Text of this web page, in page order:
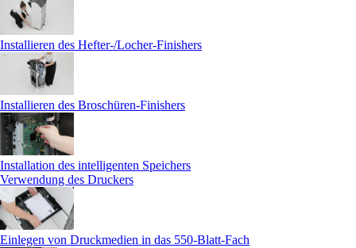
Installieren des Hefter-/Locher-Finishers
Installieren des Broschüren-Finishers
Installation des intelligenten Speichers
Verwendung des Druckers
Einlegen von Druckmedien in das 550-Blatt-Fach